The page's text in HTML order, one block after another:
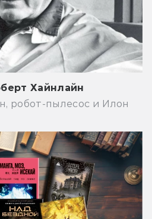
Хайнлайн
робот-пылесос и Илон